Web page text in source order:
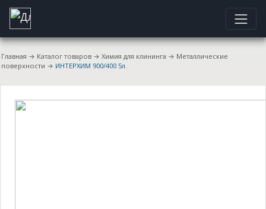
Главная → Каталог товаров → Химия для клининга → Металлические
поверхности → ИНТЕРХИМ 900/400 5л.